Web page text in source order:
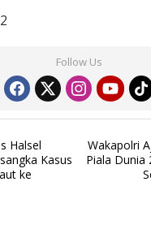
Follow Us
Halsel
Kasus
ke
Wakapolri
Piala Dunia